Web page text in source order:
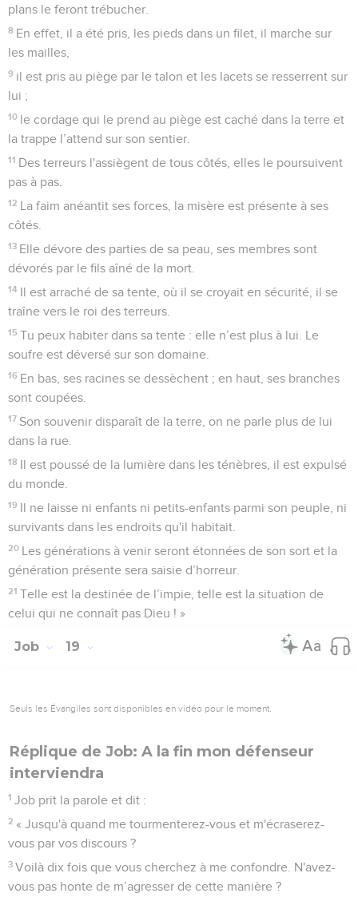
plans le feront trébucher.
8 En effet, il a été pris, les pieds dans un filet, il marche sur
les mailles,
9 il est pris au piège par le talon et les lacets se resserrent sur
lui ;
10 le cordage qui le prend au piège est caché dans la terre et
la trappe l’attend sur son sentier.
11 Des terreurs l'assiègent de tous côtés, elles le poursuivent
pas à pas.
12 La faim anéantit ses forces, la misère est présente à ses
côtés.
13 Elle dévore des parties de sa peau, ses membres sont
dévorés par le fils aîné de la mort.
14 Il est arraché de sa tente, où il se croyait en sécurité, il se
traîne vers le roi des terreurs.
15 Tu peux habiter dans sa tente : elle n’est plus à lui. Le
soufre est déversé sur son domaine.
16 En bas, ses racines se dessèchent ; en haut, ses branches
sont coupées.
17 Son souvenir disparaît de la terre, on ne parle plus de lui
dans la rue.
18 Il est poussé de la lumière dans les ténèbres, il est expulsé
du monde.
19 Il ne laisse ni enfants ni petits-enfants parmi son peuple, ni
survivants dans les endroits qu'il habitait.
20 Les générations à venir seront étonnées de son sort et la
génération présente sera saisie d’horreur.
21 Telle est la destinée de l’impie, telle est la situation de
celui qui ne connaît pas Dieu ! »
Job 19
Seuls les Évangiles sont disponibles en vidéo pour le moment.
Réplique de Job: A la fin mon défenseur
interviendra
1 Job prit la parole et dit :
2 « Jusqu'à quand me tourmenterez-vous et m'écraserez-
vous par vos discours ?
3 Voilà dix fois que vous cherchez à me confondre. N'avez-
vous pas honte de m’agresser de cette manière ?